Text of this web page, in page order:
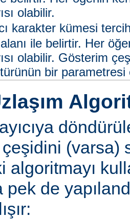
olabilir.
karakter kümesi
ile belirtir. Her
olabilir. Gösterim
bir parametresi
(varsa)
algoritmayı
de